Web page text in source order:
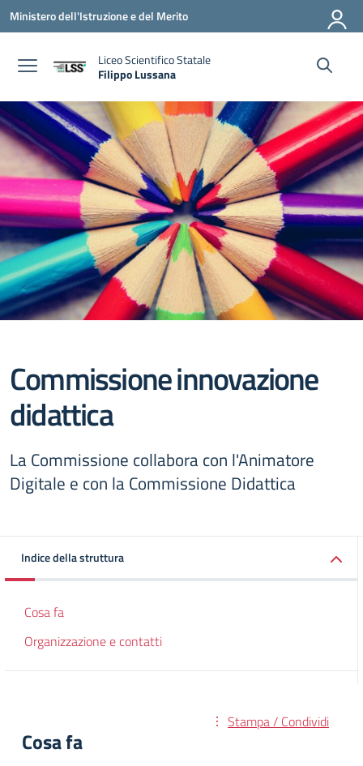
Vai ai contenuti
Vai al menu di navigazione
Vai al footer
Ministero dell'Istruzione e del Merito
Liceo Scientifico Statale
Filippo Lussana
Commissione innovazione
didattica
La Commissione collabora con l'Animatore
Digitale e con la Commissione Didattica
Indice della struttura
Cosa fa
Organizzazione e contatti
Stampa / Condividi
Cosa fa